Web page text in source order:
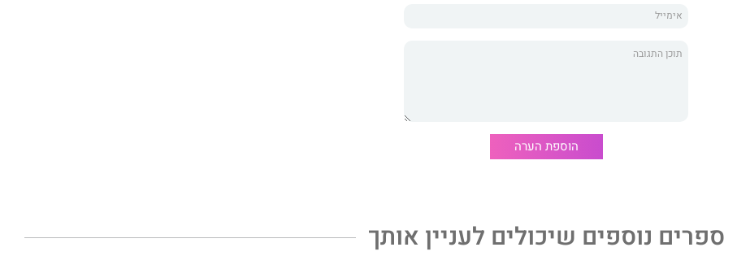
לשבור את הלב לבחורות תמימות כמוני, או שאולי לא?
. כל ספר בסדרה מספר על דמויות אחרות
הוספת הערה
ספרים נוספים שיכולים לעניין אותך